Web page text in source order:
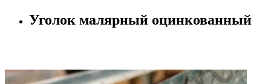
Уголок малярный оцинкованный